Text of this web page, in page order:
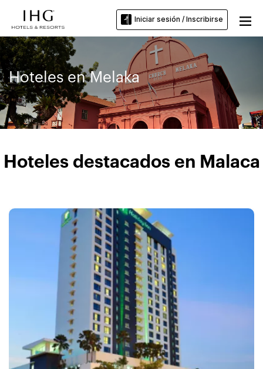
Iniciar sesión / Inscribirse
Hoteles en Melaka
Hoteles destacados en Malaca